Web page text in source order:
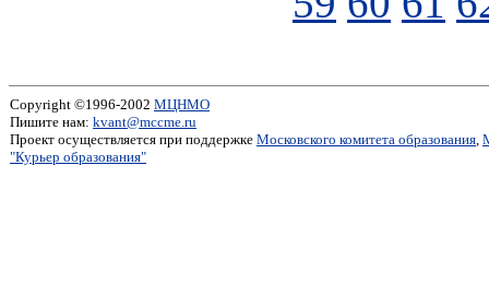
Copyright ©1996-2002 МЦНМО
Пишите нам: kvant@mccme.ru
Проект осуществляется при поддержке Московского комитета образования,
"Курьер образования"